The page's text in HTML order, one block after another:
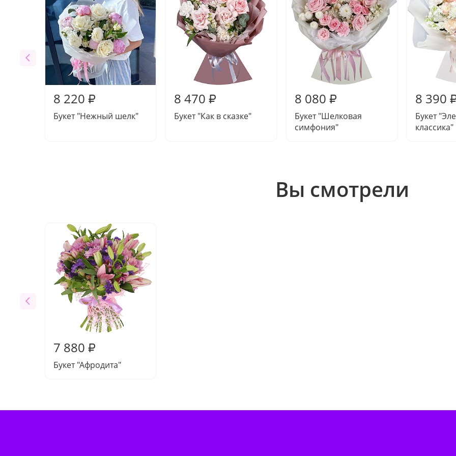
8 220 ₽
Букет "Нежный шелк"
8 470 ₽
Букет "Как в сказке"
8 080 ₽
Букет "Шелковая
симфония"
8 390
Букет
классика"
Вы смотрели
7 880 ₽
Букет "Афродита"